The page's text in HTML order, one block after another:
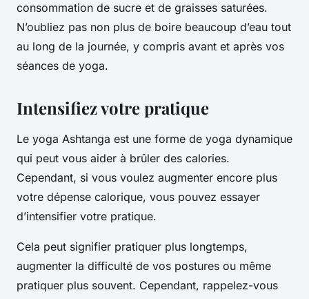
consommation de sucre et de graisses saturées.
N’oubliez pas non plus de boire beaucoup d’eau tout
au long de la journée, y compris avant et après vos
séances de yoga.
Intensifiez votre pratique
Le yoga Ashtanga est une forme de yoga dynamique
qui peut vous aider à brûler des calories.
Cependant, si vous voulez augmenter encore plus
votre dépense calorique, vous pouvez essayer
d’intensifier votre pratique.
Cela peut signifier pratiquer plus longtemps,
augmenter la difficulté de vos postures ou même
pratiquer plus souvent. Cependant, rappelez-vous